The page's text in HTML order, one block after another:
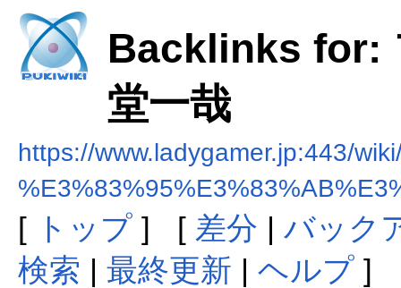
Backlinks for:
堂一哉
https://www.ladygamer.jp:443/
[ トップ] [ 差分 | バック
検索 | 最終更新 | ヘルプ]